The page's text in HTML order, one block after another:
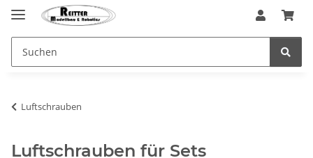
Luftschrauben
Luftschrauben für Sets